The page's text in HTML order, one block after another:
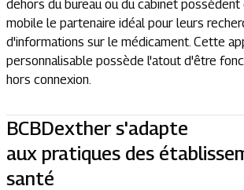
dehors du bureau ou du cabinet possèdent
mobile le partenaire idéal pour leurs
d'informations sur le médicament. Cette
personnalisable possède l'atout d'être
hors connexion.
BCBDexther s'adapte
aux pratiques des
santé